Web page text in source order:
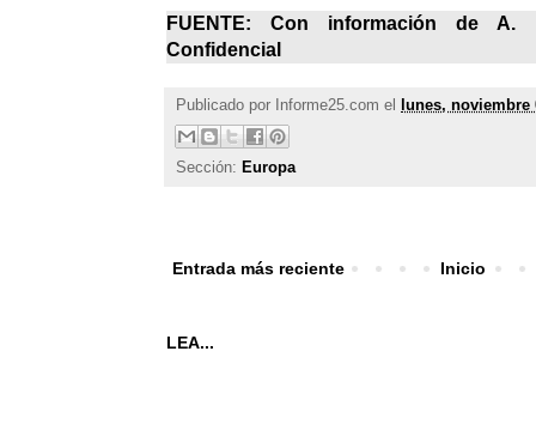
FUENTE: Con información de A.
Confidencial
Publicado por Informe25.com el lunes, noviembre
Sección: Europa
Entrada más reciente Inicio
LEA...